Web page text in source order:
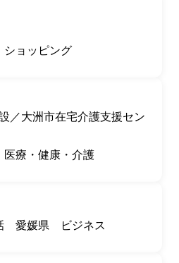
ショッピング
／大洲市在宅介護支援セン
医療・健康・介護
愛媛県 ビジネス